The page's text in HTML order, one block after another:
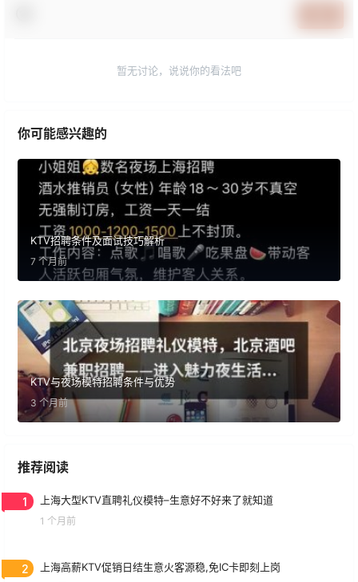
暂无讨论，说说你的看法吧
你可能感兴趣的
KTV招聘条件及面试技巧解析
7 个月前
KTV与夜场模特招聘条件与优势
3 个月前
推荐阅读
1 上海大型KTV直聘礼仪模特–生意好不好来了就知道
1 个月前
2 上海高薪KTV促销日结生意火客源稳,免IC卡即刻上岗